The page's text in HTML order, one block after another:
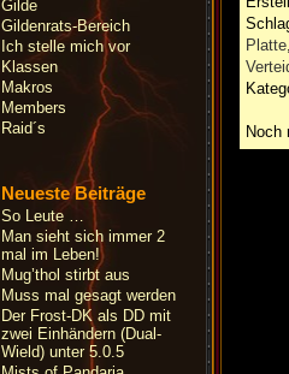
Gilde
Gildenrats-Bereich
Ich stelle mich vor
Klassen
Makros
Members
Raid´s
Neueste Beiträge
So Leute …
Man sieht sich immer 2
mal im Leben!
Mug’thol stirbt aus
Muss mal gesagt werden
Der Frost-DK als DD mit
zwei Einhändern (Dual-
Wield) unter 5.0.5
Platte
Noch